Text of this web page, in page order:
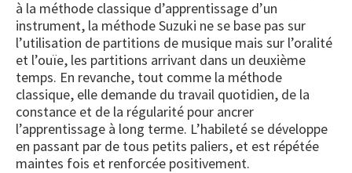
à la méthode classique d’apprentissage d’un
instrument, la méthode Suzuki ne se base pas sur
l’utilisation de partitions de musique mais sur l’oralité
et l’ouïe, les partitions arrivant dans un deuxième
temps. En revanche, tout comme la méthode
classique, elle demande du travail quotidien, de la
constance et de la régularité pour ancrer
l’apprentissage à long terme. L’habileté se développe
en passant par de tous petits paliers, et est répétée
maintes fois et renforcée positivement.